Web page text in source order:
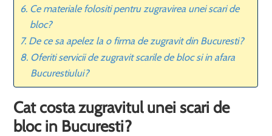
Ce materiale folositi pentru zugravirea unei scari de
bloc?
De ce sa apelez la o firma de zugravit din Bucuresti?
Oferiti servicii de zugravit scarile de bloc si in afara
Bucurestiului?
Cat costa zugravitul unei scari de
bloc in Bucuresti?